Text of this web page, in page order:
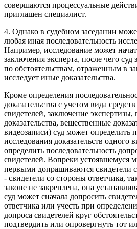
совершаются процессуальные
приглашен специалист.
4. Однако в судебном заседании
любая иная последовательность
Например, исследование может
заключения эксперта, после чего суд
по обстоятельствам, отраженным в
исследует иные доказательства.
Кроме определения
доказательства с учетом вида
свидетелей, заключение
доказательства, вещественные
видеозаписи) суд может определить
исследования доказательств одного
определить последовательность
свидетелей. Вопреки устоявшемуся
первыми допрашиваются свидетели
- свидетели со стороны ответчика,
законе не закреплена, она
суд может сначала допросить
ответчика или учесть при
допроса свидетелей круг
подтвердить или опровергнуть тот